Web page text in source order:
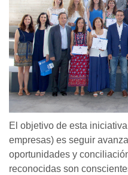
El objetivo de esta
empresas) es seguir
oportunidades y
reconocidas son